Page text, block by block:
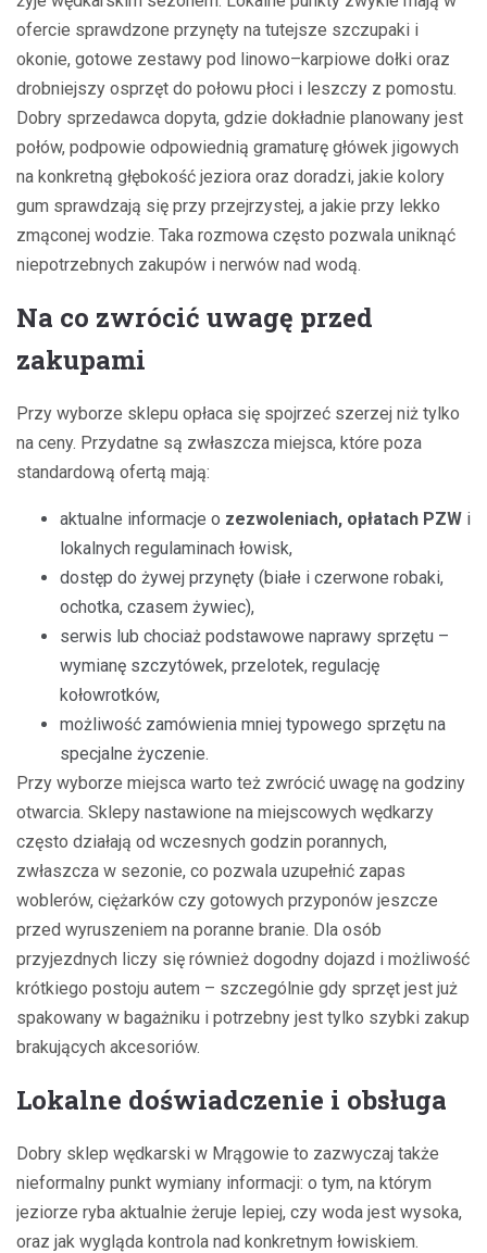
ofercie sprawdzone przynęty na tutejsze szczupaki i
okonie, gotowe zestawy pod linowo–karpiowe dołki oraz
drobniejszy osprzęt do połowu płoci i leszczy z pomostu.
Dobry sprzedawca dopyta, gdzie dokładnie planowany jest
połów, podpowie odpowiednią gramaturę główek jigowych
na konkretną głębokość jeziora oraz doradzi, jakie kolory
gum sprawdzają się przy przejrzystej, a jakie przy lekko
zmąconej wodzie. Taka rozmowa często pozwala uniknąć
niepotrzebnych zakupów i nerwów nad wodą.
Na co zwrócić uwagę przed
zakupami
Przy wyborze sklepu opłaca się spojrzeć szerzej niż tylko
na ceny. Przydatne są zwłaszcza miejsca, które poza
standardową ofertą mają:
aktualne informacje o zezwoleniach, opłatach PZW i
lokalnych regulaminach łowisk,
dostęp do żywej przynęty (białe i czerwone robaki,
ochotka, czasem żywiec),
serwis lub chociaż podstawowe naprawy sprzętu –
wymianę szczytówek, przelotek, regulację
kołowrotków,
możliwość zamówienia mniej typowego sprzętu na
specjalne życzenie.
Przy wyborze miejsca warto też zwrócić uwagę na godziny
otwarcia. Sklepy nastawione na miejscowych wędkarzy
często działają od wczesnych godzin porannych,
zwłaszcza w sezonie, co pozwala uzupełnić zapas
woblerów, ciężarków czy gotowych przyponów jeszcze
przed wyruszeniem na poranne branie. Dla osób
przyjezdnych liczy się również dogodny dojazd i możliwość
krótkiego postoju autem – szczególnie gdy sprzęt jest już
spakowany w bagażniku i potrzebny jest tylko szybki zakup
brakujących akcesoriów.
Lokalne doświadczenie i obsługa
Dobry sklep wędkarski w Mrągowie to zazwyczaj także
nieformalny punkt wymiany informacji: o tym, na którym
jeziorze ryba aktualnie żeruje lepiej, czy woda jest wysoka,
oraz jak wygląda kontrola nad konkretnym łowiskiem.